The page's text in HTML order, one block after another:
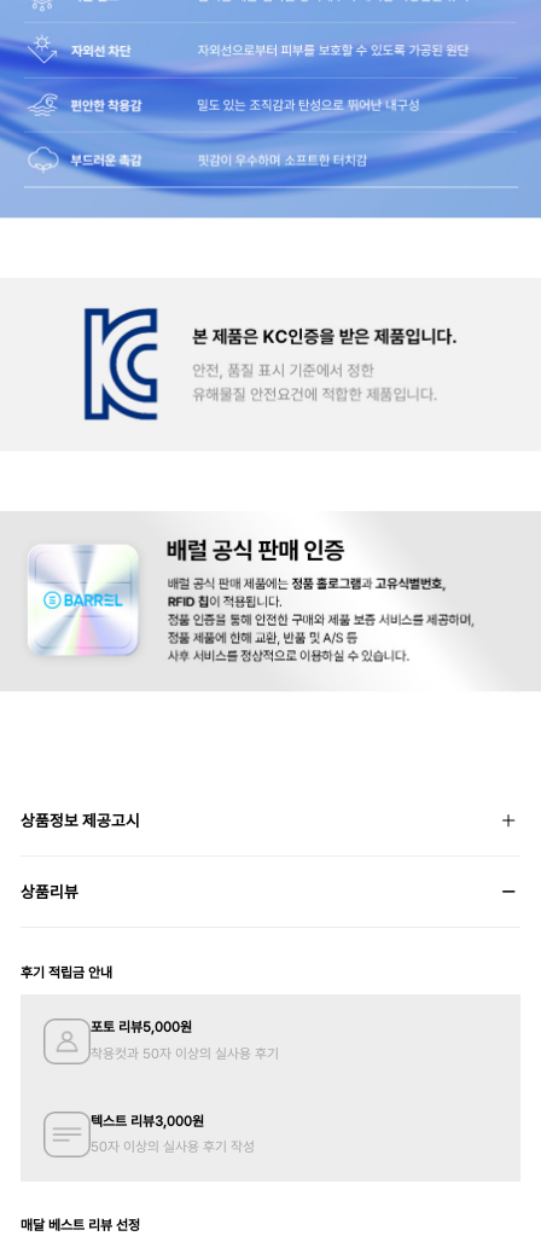
상품정보 제공고시
상품리뷰
후기 적립금 안내
포토 리뷰5,000원
착용컷과 50자 이상의 실사용 후기
텍스트 리뷰3,000원
50자 이상의 실사용 후기 작성
매달 베스트 리뷰 선정